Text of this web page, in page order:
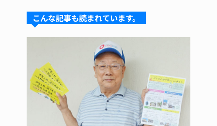
s
k
y
a
d
s
e
b
o
o
k
re
st
こんな記事も読まれています。